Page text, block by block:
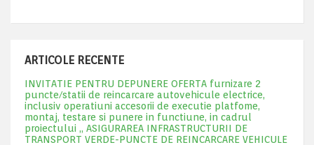
ARTICOLE RECENTE
INVITATIE PENTRU DEPUNERE OFERTA furnizare 2
puncte/statii de reincarcare autovehicule electrice,
inclusiv operatiuni accesorii de executie platfome,
montaj, testare si punere in functiune, in cadrul
proiectului „ ASIGURAREA INFRASTRUCTURII DE
TRANSPORT VERDE-PUNCTE DE REINCARCARE VEHICULE